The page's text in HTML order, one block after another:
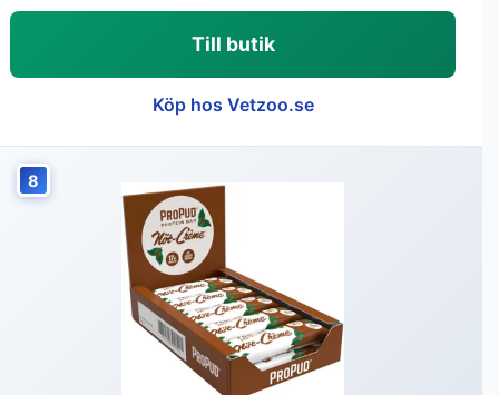
Till butik
Köp hos Vetzoo.se
8